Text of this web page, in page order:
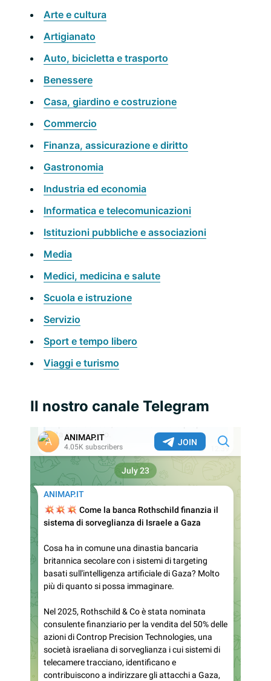
Arte e cultura
Artigianato
Auto, bicicletta e trasporto
Benessere
Casa, giardino e costruzione
Commercio
Finanza, assicurazione e diritto
Gastronomia
Industria ed economia
Informatica e telecomunicazioni
Istituzioni pubbliche e associazioni
Media
Medici, medicina e salute
Scuola e istruzione
Servizio
Sport e tempo libero
Viaggi e turismo
Il nostro canale Telegram